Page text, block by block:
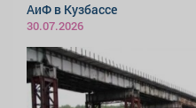
АиФ в Кузбассе
30.07.2026